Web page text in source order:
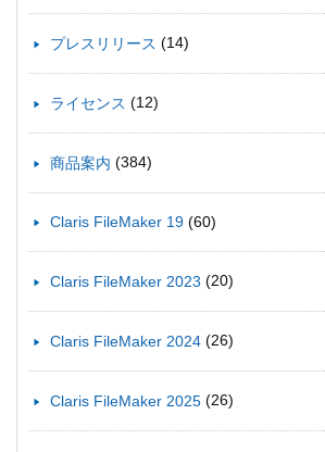
プレスリリース (14)
ライセンス (12)
商品案内 (384)
Claris FileMaker 19 (60)
Claris FileMaker 2023 (20)
Claris FileMaker 2024 (26)
Claris FileMaker 2025 (26)